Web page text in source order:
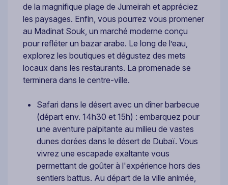
de la magnifique plage de Jumeirah et appréciez
les paysages. Enfin, vous pourrez vous promener
au Madinat Souk, un marché moderne conçu
pour refléter un bazar arabe. Le long de l’eau,
explorez les boutiques et dégustez des mets
locaux dans les restaurants. La promenade se
terminera dans le centre-ville.
Safari dans le désert avec un dîner barbecue
(départ env. 14h30 et 15h) : embarquez pour
une aventure palpitante au milieu de vastes
dunes dorées dans le désert de Dubaï. Vous
vivrez une escapade exaltante vous
permettant de goûter à l'expérience hors des
sentiers battus. Au départ de la ville animée,